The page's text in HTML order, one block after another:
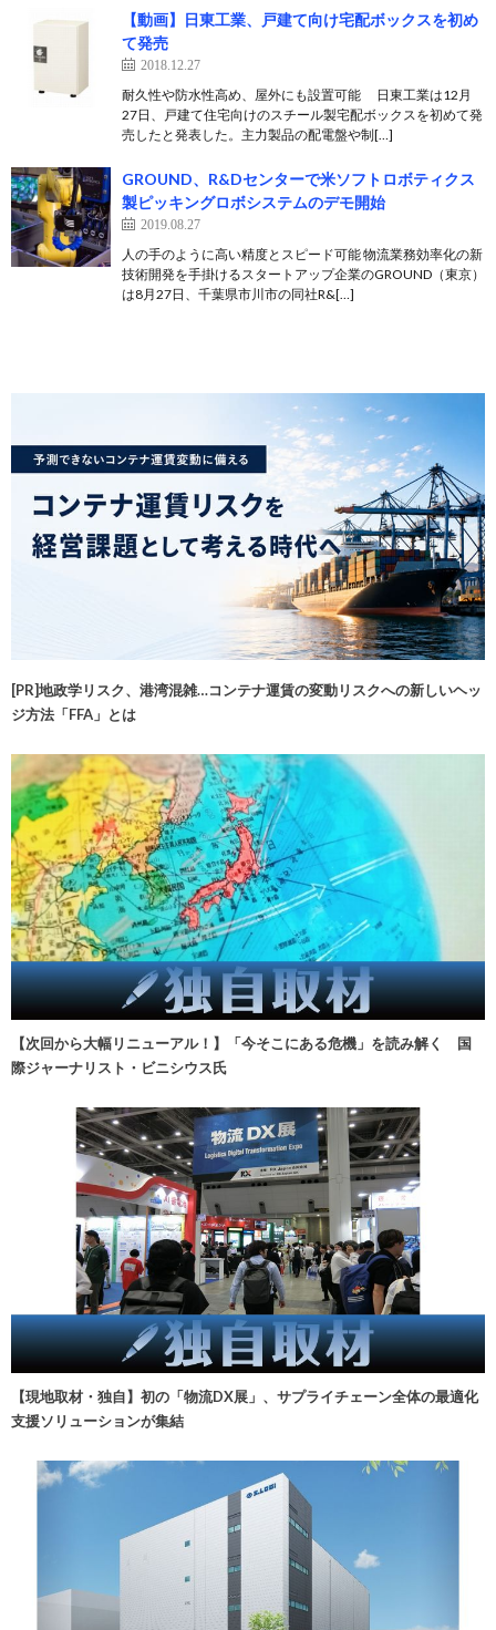
【動画】日東工業、戸建て向け宅配ボックスを初め
て発売
2018.12.27
耐久性や防水性高め、屋外にも設置可能 日東工業は12月
27日、戸建て住宅向けのスチール製宅配ボックスを初めて発
売したと発表した。主力製品の配電盤や制[…]
GROUND、R&Dセンターで米ソフトロボティクス
製ピッキングロボシステムのデモ開始
2019.08.27
人の手のように高い精度とスピード可能 物流業務効率化の新
技術開発を手掛けるスタートアップ企業のGROUND（東京）
は8月27日、千葉県市川市の同社R&[…]
[PR]地政学リスク、港湾混雑…コンテナ運賃の変動リスクへの新しいヘッ
ジ方法「FFA」とは
【次回から大幅リニューアル！】「今そこにある危機」を読み解く 国
際ジャーナリスト・ビニシウス氏
【現地取材・独自】初の「物流DX展」、サプライチェーン全体の最適化
支援ソリューションが集結